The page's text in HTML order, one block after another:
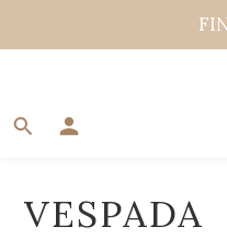
VESPADA